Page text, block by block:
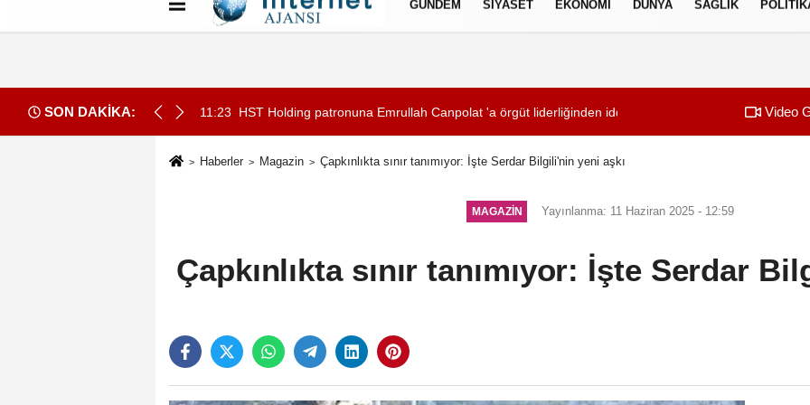
İletişim Çerez Politikası
GÜNDEM SIYASET EKONOMI DÜNYA SAĞLIK
SON DAKİKA:
REKORU KIRILDI 433 BİN 520 KİŞİ VAR!
11:23 HST Holding patronuna Emrullah Canpolat 'a örgüt liderliğinden iddianame hazırlandı.. Tüm
TasarrufVideo
Haberler Magazin Çapkınlıkta sınır tanımıyor: İşte Serdar Bilgili'nin yeni aşkı
MAGAZIN Yayınlanma: 11 Haziran 2025 - 12:59
Çapkınlıkta sınır tanımıyor: İşte Serdar